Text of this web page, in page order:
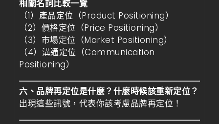
相關名詞比較一覽
（1）產品定位（Product Positioning）
（2）價格定位（Price Positioning）
（3）市場定位（Market Positioning）
（4）溝通定位（Communication
Positioning）
六、品牌再定位是什麼？什麼時候該重新定位？
出現這些訊號，代表你該考慮品牌再定位！